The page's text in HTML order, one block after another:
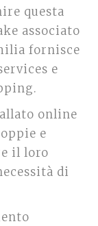
questa
associato
fornisce
e
online
e
il loro
di